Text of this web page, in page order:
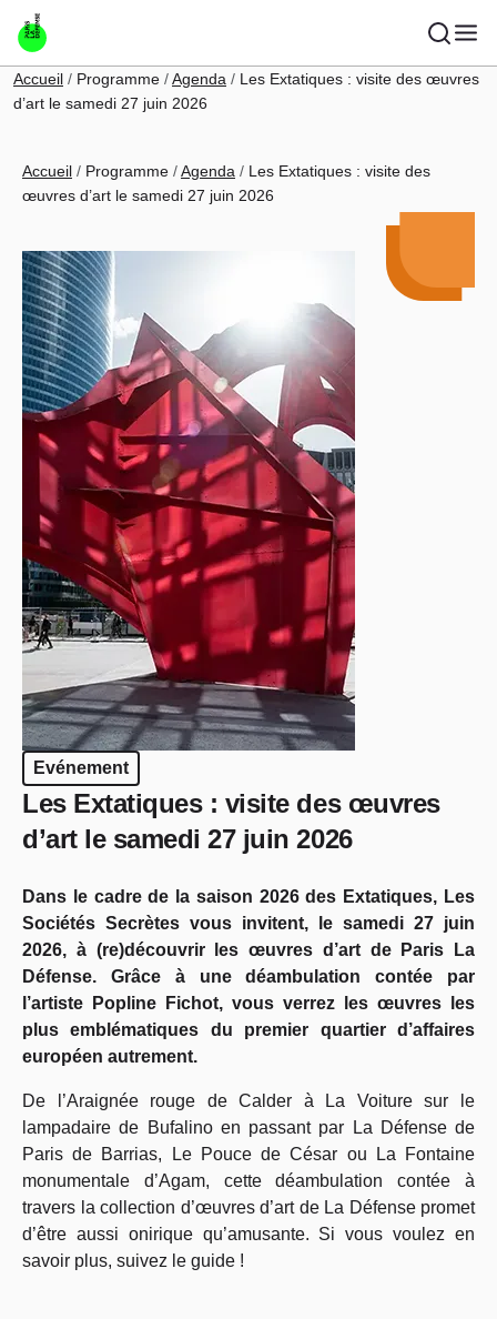
Aller au contenu principal
Fil d'Ariane
Accueil Programme Agenda
Les Extatiques : visite des œuvres
d’art le samedi 27 juin 2026
Fil d'Ariane
Accueil Programme Agenda
Les Extatiques : visite des
œuvres d’art le samedi 27 juin 2026
Evénement
Les Extatiques : visite des œuvres
d’art le samedi 27 juin 2026
Dans le cadre de la saison 2026 des Extatiques, Les
Sociétés Secrètes vous invitent, le samedi 27 juin
2026, à (re)découvrir les œuvres d’art de Paris La
Défense. Grâce à une déambulation contée par
l’artiste Popline Fichot, vous verrez les œuvres les
plus emblématiques du premier quartier d’affaires
européen autrement.
De l’Araignée rouge de Calder à La Voiture sur le
lampadaire de Bufalino en passant par La Défense de
Paris de Barrias, Le Pouce de César ou La Fontaine
monumentale d’Agam, cette déambulation contée à
travers la collection d’œuvres d’art de La Défense promet
d’être aussi onirique qu’amusante. Si vous voulez en
savoir plus, suivez le guide !